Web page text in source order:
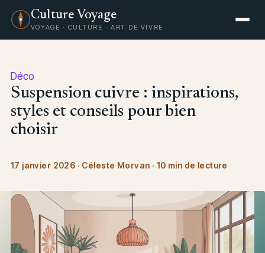
Culture Voyage
VOYAGE · CULTURE · ART DE VIVRE
Déco
Suspension cuivre : inspirations,
styles et conseils pour bien
choisir
17 janvier 2026 · Céleste Morvan · 10 min de lecture